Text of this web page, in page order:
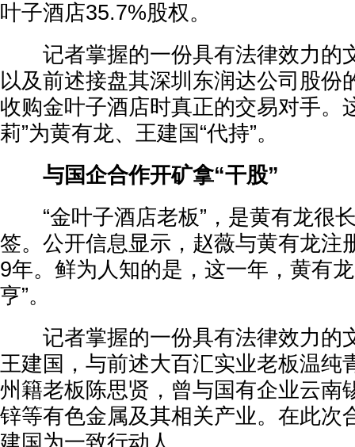
叶子酒店35.7%股权。
记者掌握的一份具有法律效力的
以及前述接盘其深圳东润达公司股份
收购金叶子酒店时真正的交易对手。
莉”为黄有龙、王建国“代持”。
与国企合作开矿拿“干股”
“金叶子酒店老板”，是黄有龙很
签。公开信息显示，赵薇与黄有龙注
9年。鲜为人知的是，这一年，黄有
亨”。
记者掌握的一份具有法律效力的
王建国，与前述大百汇实业老板温纯
州籍老板陈思贤，曾与国有企业云南
锌等有色金属及其相关产业。在此次
建国为一致行动人。